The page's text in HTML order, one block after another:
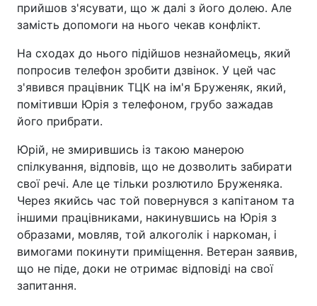
прийшов з'ясувати, що ж далі з його долею. Але
замість допомоги на нього чекав конфлікт.
На сходах до нього підійшов незнайомець, який
попросив телефон зробити дзвінок. У цей час
з'явився працівник ТЦК на ім'я Бруженяк, який,
помітивши Юрія з телефоном, грубо зажадав
його прибрати.
Юрій, не змирившись із такою манерою
спілкування, відповів, що не дозволить забирати
свої речі. Але це тільки розлютило Бруженяка.
Через якийсь час той повернувся з капітаном та
іншими працівниками, накинувшись на Юрія з
образами, мовляв, той алкоголік і наркоман, і
вимогами покинути приміщення. Ветеран заявив,
що не піде, доки не отримає відповіді на свої
запитання.